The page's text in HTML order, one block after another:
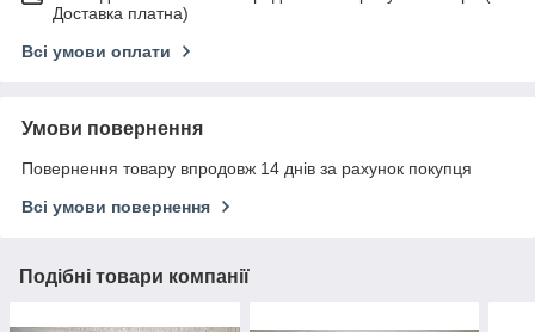
Доставка платна)
Всі умови оплати
Умови повернення
Повернення товару впродовж 14 днів за рахунок покупця
Всі умови повернення
Подібні товари компанії